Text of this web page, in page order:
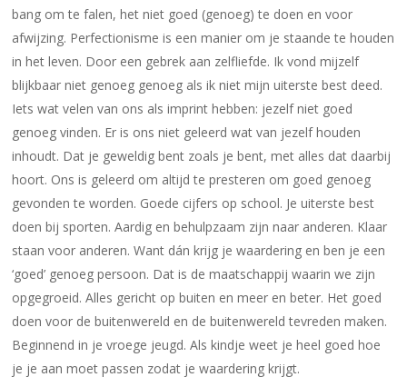
bang om te falen, het niet goed (genoeg) te doen en voor
afwijzing. Perfectionisme is een manier om je staande te houden
in het leven. Door een gebrek aan zelfliefde. Ik vond mijzelf
blijkbaar niet genoeg genoeg als ik niet mijn uiterste best deed.
Iets wat velen van ons als imprint hebben: jezelf niet goed
genoeg vinden. Er is ons niet geleerd wat van jezelf houden
inhoudt. Dat je geweldig bent zoals je bent, met alles dat daarbij
hoort. Ons is geleerd om altijd te presteren om goed genoeg
gevonden te worden. Goede cijfers op school. Je uiterste best
doen bij sporten. Aardig en behulpzaam zijn naar anderen. Klaar
staan voor anderen. Want dán krijg je waardering en ben je een
‘goed’ genoeg persoon. Dat is de maatschappij waarin we zijn
opgegroeid. Alles gericht op buiten en meer en beter. Het goed
doen voor de buitenwereld en de buitenwereld tevreden maken.
Beginnend in je vroege jeugd. Als kindje weet je heel goed hoe
je je aan moet passen zodat je waardering krijgt.